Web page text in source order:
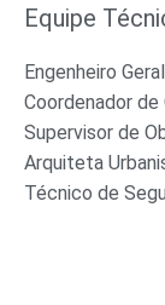
Equipe
Engenheiro
Coordenador de
Supervisor de
Arquiteta
Técnico de